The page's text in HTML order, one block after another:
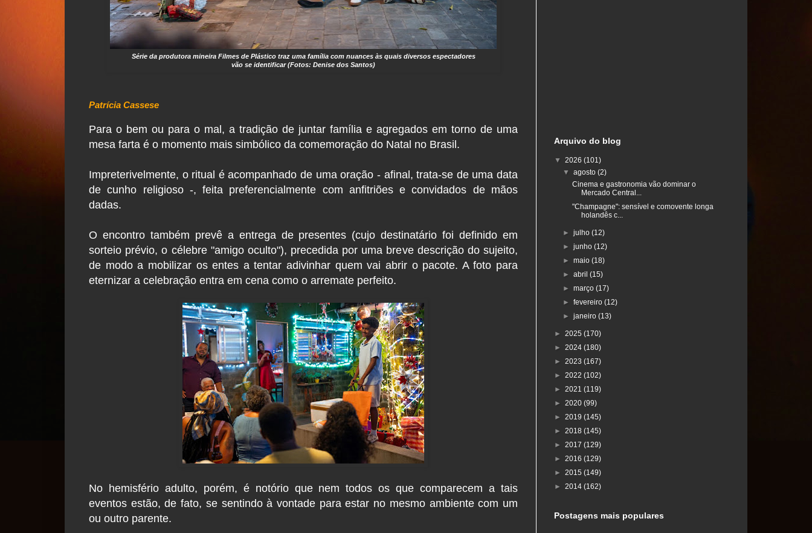
Série da produtora mineira Filmes de Plástico traz uma família com nuances às quais diversos espectadores
vão se identificar (Fotos: Denise dos Santos)
Patrícia Cassese
Para o bem ou para o mal, a tradição de juntar família e agregados em torno de uma
mesa farta é o momento mais simbólico da comemoração do Natal no Brasil.
Impreterivelmente, o ritual é acompanhado de uma oração - afinal, trata-se de uma data
de cunho religioso -, feita preferencialmente com anfitriões e convidados de mãos
dadas.
O encontro também prevê a entrega de presentes (cujo destinatário foi definido em
sorteio prévio, o célebre "amigo oculto"), precedida por uma breve descrição do sujeito,
de modo a mobilizar os entes a tentar adivinhar quem vai abrir o pacote. A foto para
eternizar a celebração entra em cena como o arremate perfeito.
No hemisfério adulto, porém, é notório que nem todos os que comparecem a tais
eventos estão, de fato, se sentindo à vontade para estar no mesmo ambiente com um
ou outro parente.
Arquivo do blog
▼ 2026 (101)
▼agosto(2)
Cinema e gastronomia vão dominar o
Mercado Central...
"Champagne": sensível e comovente longa
holandês c...
►julho(12)
►junho(12)
►maio(18)
►abril(15)
►março(17)
►fevereiro(12)
►janeiro(13)
► 2025 (170)
► 2024 (180)
► 2023 (167)
► 2022 (102)
► 2021 (119)
► 2020 (99)
► 2019 (145)
► 2018 (145)
► 2017 (129)
► 2016 (129)
► 2015 (149)
► 2014 (162)
Postagens mais populares